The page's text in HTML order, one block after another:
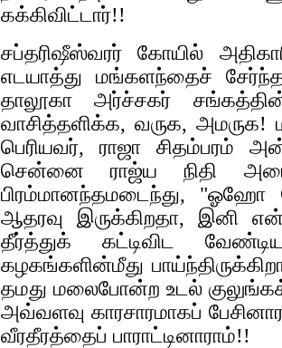
கக்கிவிட்டார்!!
சப்தரிஷீஸ்வரர் கோயில்
எடயாத்து மங்களந்தைச்
தாலூகா அர்ச்சகர்
வாசித்தளிக்க, வருக,
பெரியவர், ராஜா சிதம்பரம்
சென்னை ராஜ்ய நிதி
பிரம்மானந்தமடைந்து,
ஆதரவு இருக்கிறதா, இனி
தீர்த்துக் கட்டிவிட
கழகங்களின்மீது
தமது மலைபோன்ற உடல்
அவ்வளவு காரசாரமாகப்
வீரதீரத்தைப் பாராட்டினாராம்!!